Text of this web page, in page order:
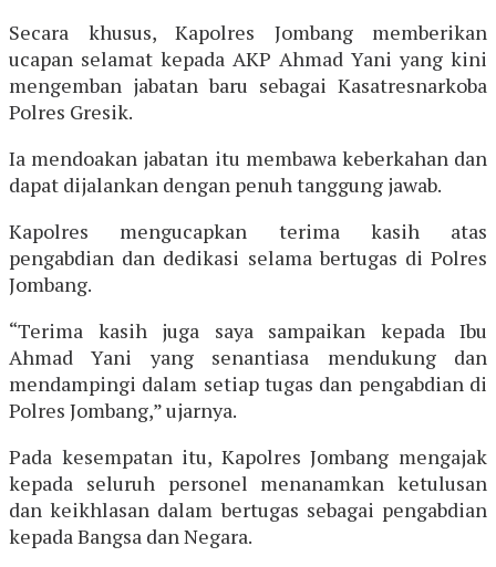
Secara khusus, Kapolres Jombang memberikan
ucapan selamat kepada AKP Ahmad Yani yang kini
mengemban jabatan baru sebagai Kasatresnarkoba
Polres Gresik.
Ia mendoakan jabatan itu membawa keberkahan dan
dapat dijalankan dengan penuh tanggung jawab.
Kapolres mengucapkan terima kasih atas
pengabdian dan dedikasi selama bertugas di Polres
Jombang.
“Terima kasih juga saya sampaikan kepada Ibu
Ahmad Yani yang senantiasa mendukung dan
mendampingi dalam setiap tugas dan pengabdian di
Polres Jombang,” ujarnya.
Pada kesempatan itu, Kapolres Jombang mengajak
kepada seluruh personel menanamkan ketulusan
dan keikhlasan dalam bertugas sebagai pengabdian
kepada Bangsa dan Negara.